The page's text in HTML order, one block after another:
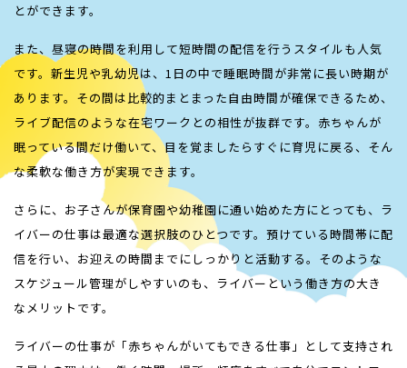
とができます。
また、昼寝の時間を利用して短時間の配信を行うスタイルも人気
です。新生児や乳幼児は、1日の中で睡眠時間が非常に長い時期が
あります。その間は比較的まとまった自由時間が確保できるため、
ライブ配信のような在宅ワークとの相性が抜群です。赤ちゃんが
眠っている間だけ働いて、目を覚ましたらすぐに育児に戻る、そん
な柔軟な働き方が実現できます。
さらに、お子さんが保育園や幼稚園に通い始めた方にとっても、ラ
イバーの仕事は最適な選択肢のひとつです。預けている時間帯に配
信を行い、お迎えの時間までにしっかりと活動する。そのような
スケジュール管理がしやすいのも、ライバーという働き方の大き
なメリットです。
ライバーの仕事が「赤ちゃんがいてもできる仕事」として支持され